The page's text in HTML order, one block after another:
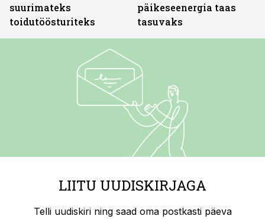
suurimateks
toidutöösturiteks
päikeseenergia taas
tasuvaks
LIITU UUDISKIRJAGA
Telli uudiskiri ning saad oma postkasti päeva